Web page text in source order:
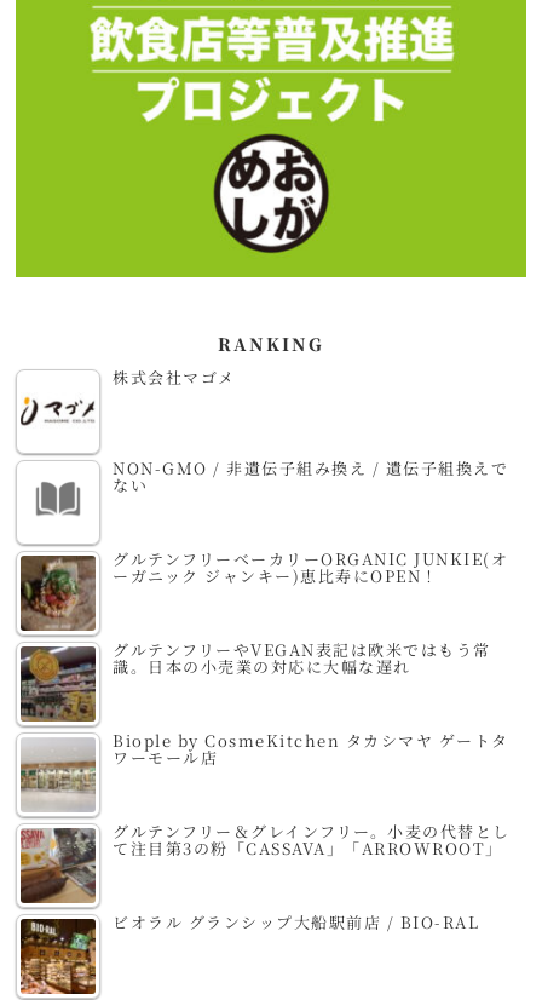
RANKING
株式会社マゴメ
NON-GMO / 非遺伝子組み換え / 遺伝子組換えで
ない
グルテンフリーベーカリーORGANIC JUNKIE(オ
ーガニック ジャンキー)恵比寿にOPEN！
グルテンフリーやVEGAN表記は欧米ではもう常
識。日本の小売業の対応に大幅な遅れ
Biople by CosmeKitchen タカシマヤ ゲートタ
ワーモール店
グルテンフリー＆グレインフリー。小麦の代替とし
て注目第3の粉「CASSAVA」「ARROWROOT」
ビオラル グランシップ大船駅前店 / BIO-RAL